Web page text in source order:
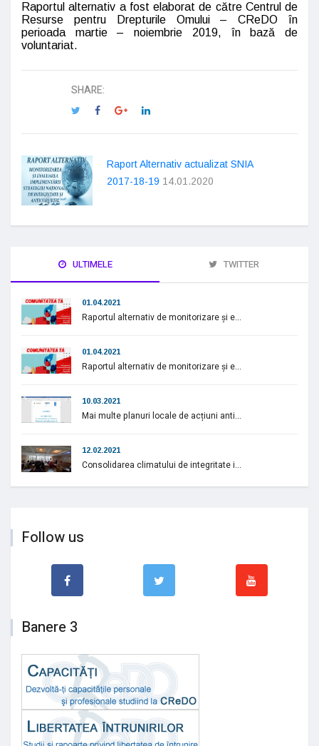
Raportul alternativ a fost elaborat de către Centrul de
Resurse pentru Drepturile Omului – CReDO în
perioada martie –noiembrie 2019,
în bază de
voluntariat.
SHARE:
Raport Alternativ actualizat SNIA
2017-18-19 14.01.2020
ULTIMELE TWITTER
01.04.2021
Raportul alternativ de monitorizare și e...
01.04.2021
Raportul alternativ de monitorizare și e...
10.03.2021
Mai multe planuri locale de acțiuni anti...
12.02.2021
Consolidarea climatului de integritate i...
Follow us
Banere 3